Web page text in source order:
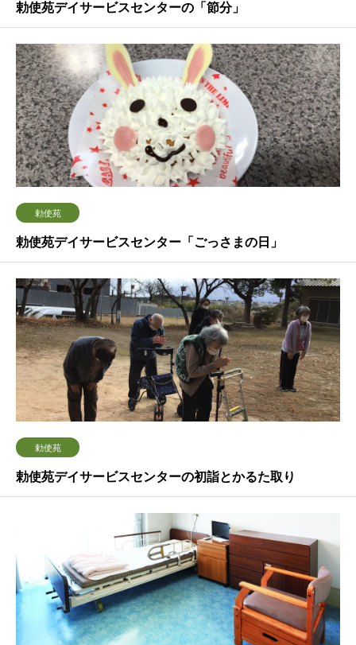
勅使苑デイサービスセンターの「節分」
勅使苑
勅使苑デイサービスセンター「ごっさまの日」
勅使苑
勅使苑デイサービスセンターの初詣とかるた取り